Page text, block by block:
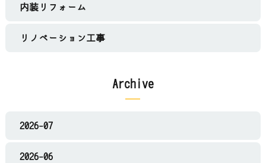
内装リフォーム
リノベーション工事
Archive
2026-07
2026-06